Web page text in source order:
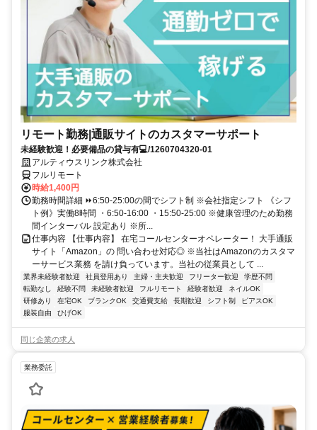
リモート勤務|通販サイトのカスタマーサポート
未経験歓迎！必要備品の貸与有💻/1260704320-01
アルティウスリンク株式会社
フルリモート
時給1,400円
勤務時間詳細 ⏩6:50-25:00の間でシフト制 ※会社指定シフト 《シフ
ト例》実働8時間 ・6:50-16:00 ・15:50-25:00 ※健康管理のため勤務
間インターバル 設定あり ※所...
仕事内容 【仕事内容】 在宅コールセンターオペレーター！ 大手通販
サイト「Amazon」の 問い合わせ対応◎ ※当社はAmazonのカスタマ
ーサービス業務 を請け負っています。当社の従業員として ...
業界未経験者歓迎 社員登用あり 主婦・主夫歓迎 フリーター歓迎
学歴不問
転勤なし
経験不問 未経験者歓迎 フルリモート 経験者歓迎
ネイルOK
研修あり
在宅OK ブランクOK 交通費支給 長期歓迎 シフト制
ピアスOK
服装自由
ひげOK
同じ企業の求人
業務委託